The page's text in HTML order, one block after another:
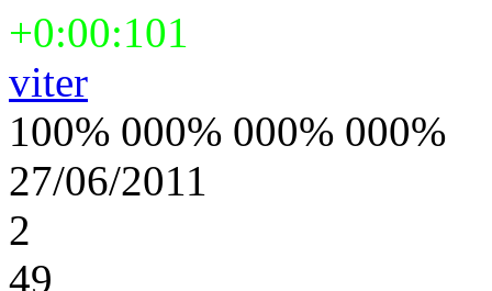
+0:00:101
viter
100% 000% 000% 000%
27/06/2011
2
49